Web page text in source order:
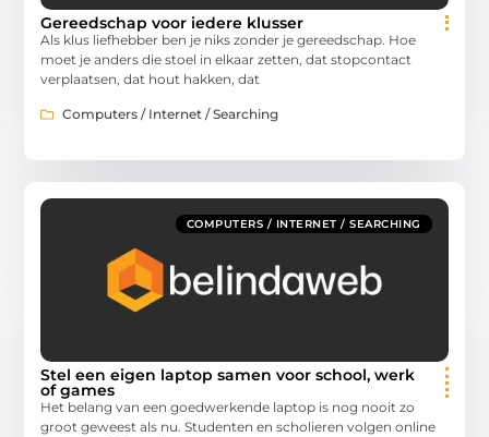
Gereedschap voor iedere klusser
Als klus liefhebber ben je niks zonder je gereedschap. Hoe
moet je anders die stoel in elkaar zetten, dat stopcontact
verplaatsen, dat hout hakken, dat
Computers / Internet / Searching
COMPUTERS / INTERNET / SEARCHING
Stel een eigen laptop samen voor school, werk
of games
Het belang van een goedwerkende laptop is nog nooit zo
groot geweest als nu. Studenten en scholieren volgen online